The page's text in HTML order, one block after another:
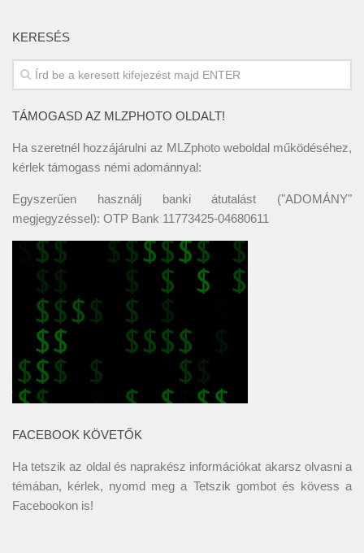
KERESÉS
TÁMOGASD AZ MLZPHOTO OLDALT!
Ha szeretnél hozzájárulni az MLZphoto weboldal működéséhez,
kérlek támogass némi adománnyal:
Egyszerűen használj banki átutalást ("ADOMÁNY"
megjegyzéssel): OTP Bank 11773425-04680611
FACEBOOK KÖVETŐK
Ha tetszik az oldal és naprakész információkat akarsz olvasni a
témában, kérlek, nyomd meg a Tetszik gombot és kövess a
Facebookon is!